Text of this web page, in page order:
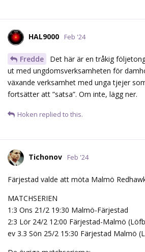
HAL9000 Feb '24
Fredde
Det här är en tråkig
ut med ungdomsverksamheten för
växande verksamhet med unga tjejer
fortsätter att ”satsa”. Om inte, lägg ner.
Hoken replied to this.
Tichonov Feb '24
Färjestad valde att möta Malmö
MATCHSERIEN
1:3 Ons 21/2 19:30 Malmö-Färjestad
2:3 Lör 24/2 12:00 Färjestad-Malmö
ev 3.3 Sön 25/2 15:30 Färjestad Malmö